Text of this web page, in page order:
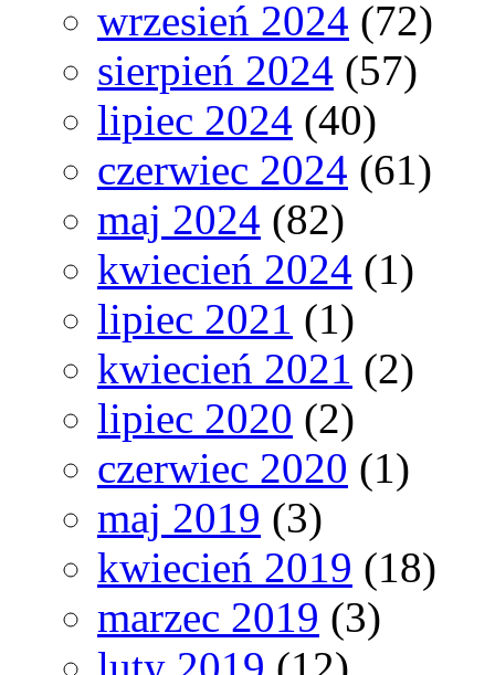
wrzesień 2024 (72)
sierpień 2024 (57)
lipiec 2024 (40)
czerwiec 2024 (61)
maj 2024 (82)
kwiecień 2024 (1)
lipiec 2021 (1)
kwiecień 2021 (2)
lipiec 2020 (2)
czerwiec 2020 (1)
maj 2019 (3)
kwiecień 2019 (18)
marzec 2019 (3)